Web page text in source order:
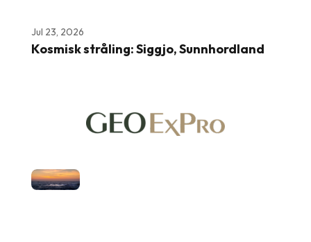
Jul 23, 2026
Kosmisk stråling: Siggjo, Sunnhordland